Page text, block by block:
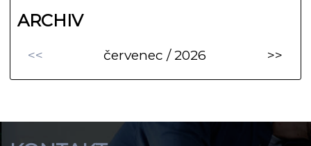
ARCHIV
<< červenec / 2026 >>